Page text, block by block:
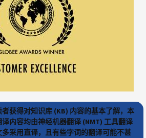
获得对知识库 (KB) 内容的基本了解，本
内容均由神经机器翻译 (NMT) 工具翻译
采用直译，且有些字词的翻译可能不甚